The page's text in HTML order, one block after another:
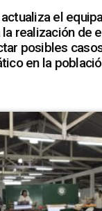
el
realización de
posibles
en la